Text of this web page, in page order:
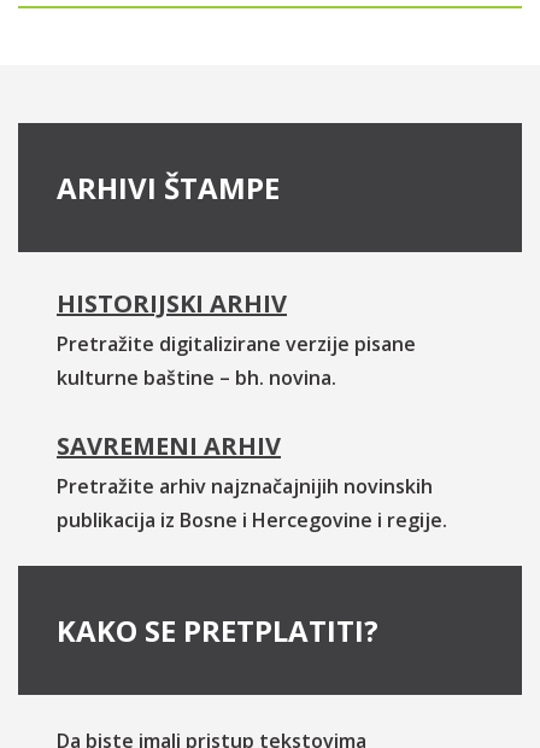
ARHIVI ŠTAMPE
HISTORIJSKI ARHIV
Pretražite digitalizirane verzije pisane
kulturne baštine – bh. novina.
SAVREMENI ARHIV
Pretražite arhiv najznačajnijih novinskih
publikacija iz Bosne i Hercegovine i regije.
KAKO SE PRETPLATITI?
Da biste imali pristup tekstovima